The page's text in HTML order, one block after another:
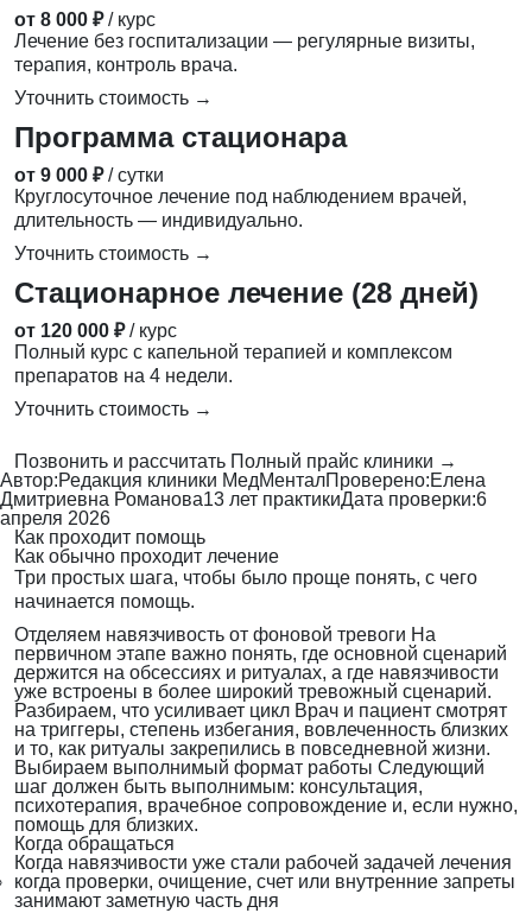
от 8 000 ₽ / курс
Лечение без госпитализации — регулярные визиты,
терапия, контроль врача.
Уточнить стоимость →
Программа стационара
от 9 000 ₽ / сутки
Круглосуточное лечение под наблюдением врачей,
длительность — индивидуально.
Уточнить стоимость →
Стационарное лечение (28 дней)
от 120 000 ₽ / курс
Полный курс с капельной терапией и комплексом
препаратов на 4 недели.
Уточнить стоимость →
Позвонить и рассчитать Полный прайс клиники →
Автор:Редакция клиники МедМенталПроверено:Елена
Дмитриевна Романова13 лет практикиДата проверки:6
апреля 2026
Как проходит помощь
Как обычно проходит лечение
Три простых шага, чтобы было проще понять, с чего
начинается помощь.
Отделяем навязчивость от фоновой тревоги На
первичном этапе важно понять, где основной сценарий
держится на обсессиях и ритуалах, а где навязчивости
уже встроены в более широкий тревожный сценарий.
Разбираем, что усиливает цикл Врач и пациент смотрят
на триггеры, степень избегания, вовлеченность близких
и то, как ритуалы закрепились в повседневной жизни.
Выбираем выполнимый формат работы Следующий
шаг должен быть выполнимым: консультация,
психотерапия, врачебное сопровождение и, если нужно,
помощь для близких.
Когда обращаться
Когда навязчивости уже стали рабочей задачей лечения
когда проверки, очищение, счет или внутренние запреты
занимают заметную часть дня